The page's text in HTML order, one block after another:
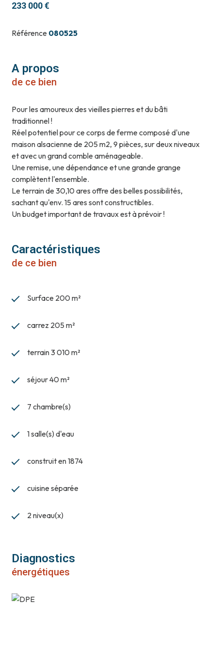
233 000 €
Référence 080525
A propos
de ce bien
Pour les amoureux des vieilles pierres et du bâti
traditionnel !
Réel potentiel pour ce corps de ferme composé d'une
maison alsacienne de 205 m2, 9 pièces, sur deux niveaux
et avec un grand comble aménageable.
Une remise, une dépendance et une grande grange
complètent l'ensemble.
Le terrain de 30,10 ares offre des belles possibilités,
sachant qu'env. 15 ares sont constructibles.
Un budget important de travaux est à prévoir !
Caractéristiques
de ce bien
Surface 200 m²
carrez 205 m²
terrain 3 010 m²
séjour 40 m²
7 chambre(s)
1 salle(s) d'eau
construit en 1874
cuisine séparée
2 niveau(x)
Diagnostics
énergétiques